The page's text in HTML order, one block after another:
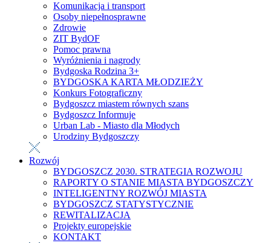
Komunikacja i transport
Osoby niepełnosprawne
Zdrowie
ZIT BydOF
Pomoc prawna
Wyróżnienia i nagrody
Bydgoska Rodzina 3+
BYDGOSKA KARTA MŁODZIEŻY
Konkurs Fotograficzny
Bydgoszcz miastem równych szans
Bydgoszcz Informuje
Urban Lab - Miasto dla Młodych
Urodziny Bydgoszczy
Rozwój
BYDGOSZCZ 2030. STRATEGIA ROZWOJU
RAPORTY O STANIE MIASTA BYDGOSZCZY
INTELIGENTNY ROZWÓJ MIASTA
BYDGOSZCZ STATYSTYCZNIE
REWITALIZACJA
Projekty europejskie
KONTAKT